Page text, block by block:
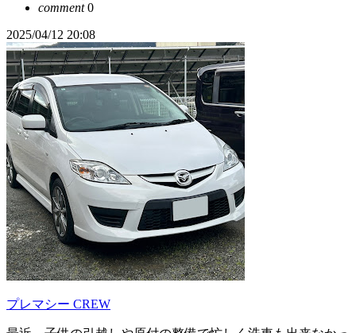
comment0
2025/04/12 20:08
プレマシー CREW